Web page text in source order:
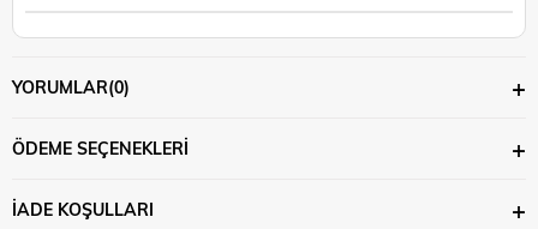
YORUMLAR(0)
ÖDEME SEÇENEKLERI
İADE KOŞULLARI